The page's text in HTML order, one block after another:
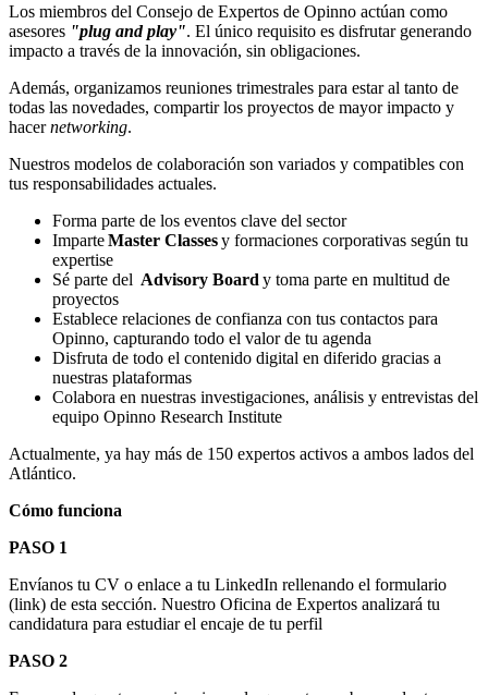
Los miembros del Consejo de Expertos de Opinno actúan como
asesores "plug and play". El único requisito es disfrutar generando
impacto a través de la innovación, sin obligaciones.
Además, organizamos reuniones trimestrales para estar al tanto de
todas las novedades, compartir los proyectos de mayor impacto y
hacernetworking.
Nuestros modelos de colaboración son variados y compatibles con
tus responsabilidades actuales.
Forma parte de los eventos clave del sector
ImparteMaster Classesy formaciones corporativas según tu
expertise
Sé parte del Advisory Board y toma parte en multitud de
proyectos
Establece relaciones de confianza con tus contactos para
Opinno, capturando todo el valor de tu agenda
Disfruta de todo el contenido digital en diferido gracias a
nuestras plataformas
Colabora en nuestras investigaciones, análisis y entrevistas del
equipo Opinno Research Institute
Actualmente, ya hay más de 150 expertos activos a ambos lados del
Atlántico.
Cómo funciona
PASO 1
Envíanos tu CV o enlace a tu LinkedIn rellenando el formulario
(link) de esta sección. Nuestro Oficina de Expertos analizará tu
candidatura para estudiarel encaje de tu perfil
PASO 2